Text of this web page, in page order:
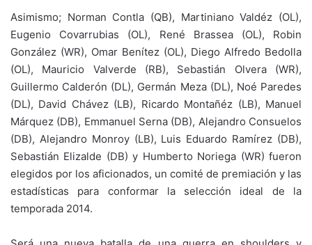
Asimismo; Norman Contla (QB), Martiniano Valdéz (OL),
Eugenio Covarrubias (OL), René Brassea (OL), Robin
González (WR), Omar Benítez (OL), Diego Alfredo Bedolla
(OL), Mauricio Valverde (RB), Sebastián Olvera (WR),
Guillermo Calderón (DL), Germán Meza (DL), Noé Paredes
(DL), David Chávez (LB), Ricardo Montañéz (LB), Manuel
Márquez (DB), Emmanuel Serna (DB), Alejandro Consuelos
(DB), Alejandro Monroy (LB), Luis Eduardo Ramírez (DB),
Sebastián Elizalde (DB) y Humberto Noriega (WR) fueron
elegidos por los aficionados, un comité de premiación y las
estadísticas para conformar la selección ideal de la
temporada 2014.